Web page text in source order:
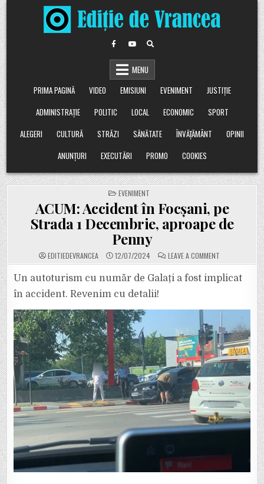
Skip
to
content
MENU
PRIMA PAGINĂ
VIDEO EMISIUNI EVENIMENT
JUSTIȚIE
ADMINISTRAȚIE
POLITIC LOCAL ECONOMIC
SPORT
ALEGERI
CULTURĂ STRĂZI SĂNĂTATE ÎNVĂȚĂMÂNT
OPINII
ANUNȚURI
EXECUTĂRI PROMO COOKIES
POSTED
IN
EVENIMENT
ACUM: Accident în Focșani, pe
Strada 1 Decembrie, aproape de
Penny
EDITIEDEVRANCEA 12/07/2024 LEAVE A COMMENTON
ACUM:
ÎN
FOCȘANI,
DECEMBRIE,
DE
PENNY
Un autoturism cu număr de Galați a fost implicat
în accident. Revenim cu detalii!